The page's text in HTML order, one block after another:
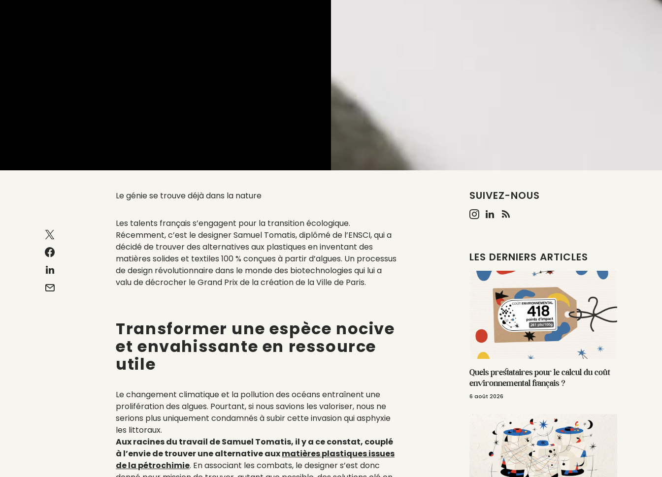
Le génie se trouve déjà dans la nature
Les talents français s’engagent pour la transition écologique.
Récemment, c’est le designer Samuel Tomatis, diplômé de l’ENSCI, qui a
décidé de trouver des alternatives aux plastiques en inventant des
matières solides et textiles 100 % conçues à partir d’algues. Un processus
de design révolutionnaire dans le monde des biotechnologies qui lui a
valu de décrocher le Grand Prix de la création de la Ville de Paris.
Transformer une espèce nocive
et envahissante en ressource
utile
Le changement climatique et la pollution des océans entraînent une
prolifération des algues. Pourtant, si nous savions les valoriser, nous ne
serions plus uniquement condamnés à subir cette invasion qui asphyxie
les littoraux.
Aux racines du travail de Samuel Tomatis, il y a ce constat, couplé
à l’envie de trouver une alternative auxmatières plastiques issues
de la pétrochimie. En associant les combats, le designer s’est donc
SUIVEZ-NOUS
LES DERNIERS ARTICLES
Quels prestataires pour le calcul du coût
environnemental français ?
6 août 2026